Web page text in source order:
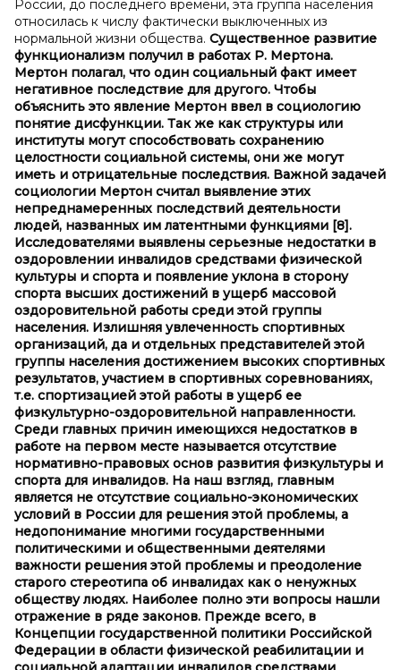
России, до последнего времени, эта группа населения
относилась к числу фактически выключенных из
нормальной жизни общества. Существенное развитие
функционализм получил в работах Р. Мертона.
Мертон полагал, что один социальный факт имеет
негативное последствие для другого. Чтобы
объяснить это явление Мертон ввел в социологию
понятие дисфункции. Так же как структуры или
институты могут способствовать сохранению
целостности социальной системы, они же могут
иметь и отрицательные последствия. Важной задачей
социологии Мертон считал выявление этих
непреднамеренных последствий деятельности
людей, названных им латентными функциями [8].
Исследователями выявлены серьезные недостатки в
оздоровлении инвалидов средствами физической
культуры и спорта и появление уклона в сторону
спорта высших достижений в ущерб массовой
оздоровительной работы среди этой группы
населения. Излишняя увлеченность спортивных
организаций, да и отдельных представителей этой
группы населения достижением высоких спортивных
результатов, участием в спортивных соревнованиях,
т.е. спортизацией этой работы в ущерб ее
физкультурно-оздоровительной направленности.
Среди главных причин имеющихся недостатков в
работе на первом месте называется отсутствие
нормативно-правовых основ развития физкультуры и
спорта для инвалидов. На наш взгляд, главным
является не отсутствие социально-экономических
условий в России для решения этой проблемы, а
недопонимание многими государственными
политическими и общественными деятелями
важности решения этой проблемы и преодоление
старого стереотипа об инвалидах как о ненужных
обществу людях. Наиболее полно эти вопросы нашли
отражение в ряде законов. Прежде всего, в
Концепции государственной политики Российской
Федерации в области физической реабилитации и